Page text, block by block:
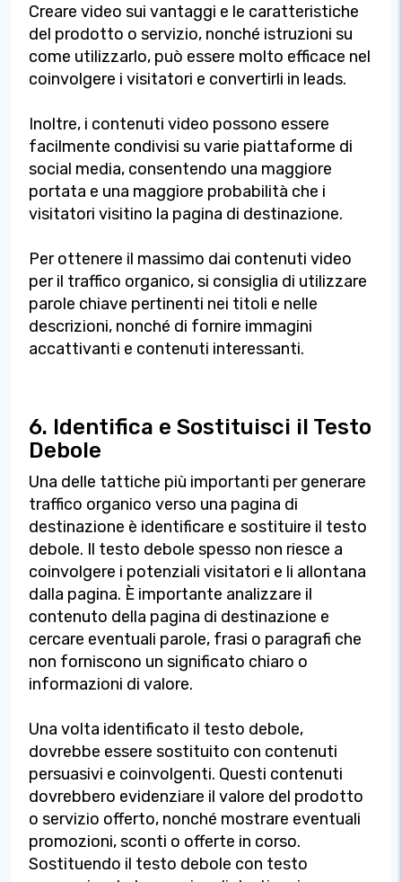
Creare video sui vantaggi e le caratteristiche
del prodotto o servizio, nonché istruzioni su
come utilizzarlo, può essere molto efficace nel
coinvolgere i visitatori e convertirli in leads.
Inoltre, i contenuti video possono essere
facilmente condivisi su varie piattaforme di
social media, consentendo una maggiore
portata e una maggiore probabilità che i
visitatori visitino la pagina di destinazione.
Per ottenere il massimo dai contenuti video
per il traffico organico, si consiglia di utilizzare
parole chiave pertinenti nei titoli e nelle
descrizioni, nonché di fornire immagini
accattivanti e contenuti interessanti.
6. Identifica e Sostituisci il Testo
Debole
Una delle tattiche più importanti per generare
traffico organico verso una pagina di
destinazione è identificare e sostituire il testo
debole. Il testo debole spesso non riesce a
coinvolgere i potenziali visitatori e li allontana
dalla pagina. È importante analizzare il
contenuto della pagina di destinazione e
cercare eventuali parole, frasi o paragrafi che
non forniscono un significato chiaro o
informazioni di valore.
Una volta identificato il testo debole,
dovrebbe essere sostituito con contenuti
persuasivi e coinvolgenti. Questi contenuti
dovrebbero evidenziare il valore del prodotto
o servizio offerto, nonché mostrare eventuali
promozioni, sconti o offerte in corso.
Sostituendo il testo debole con testo